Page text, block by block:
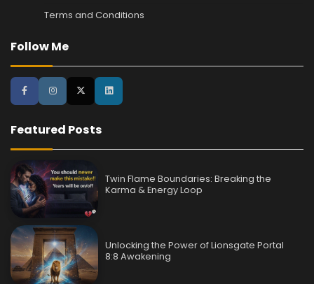
Terms and Conditions
Follow Me
Featured Posts
Twin Flame Boundaries: Breaking the
Karma & Energy Loop
Unlocking the Power of Lionsgate Portal
8:8 Awakening